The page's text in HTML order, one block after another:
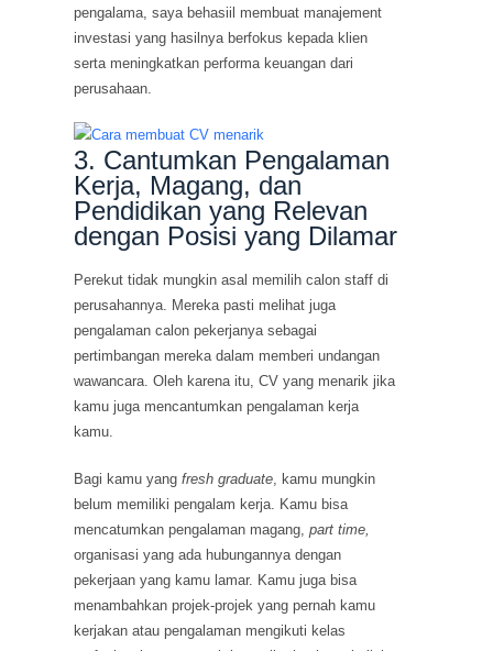
pengalama, saya behasiil membuat manajement
investasi yang hasilnya berfokus kepada klien
serta meningkatkan performa keuangan dari
perusahaan.
3. Cantumkan Pengalaman
Kerja, Magang, dan
Pendidikan yang Relevan
dengan Posisi yang Dilamar
Perekut tidak mungkin asal memilih calon staff di
perusahannya. Mereka pasti melihat juga
pengalaman calon pekerjanya sebagai
pertimbangan mereka dalam memberi undangan
wawancara. Oleh karena itu, CV yang menarik jika
kamu juga mencantumkan pengalaman kerja
kamu.
Bagi kamu yangfresh graduate , kamu mungkin
belum memiliki pengalam kerja. Kamu bisa
mencatumkan pengalaman magang,part time,
organisasi yang ada hubungannya dengan
pekerjaan yang kamu lamar. Kamu juga bisa
menambahkan projek-projek yang pernah kamu
kerjakan atau pengalaman mengikuti kelas